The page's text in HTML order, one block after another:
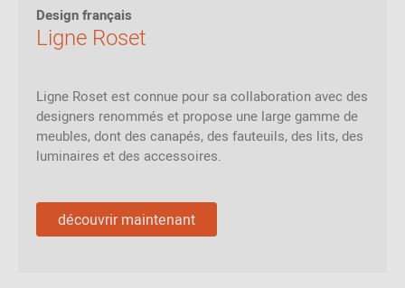
Design français
Ligne Roset
Ligne Roset est connue pour sa collaboration avec des
designers renommés et propose une large gamme de
meubles, dont des canapés, des fauteuils, des lits, des
luminaires et des accessoires.
découvrir maintenant